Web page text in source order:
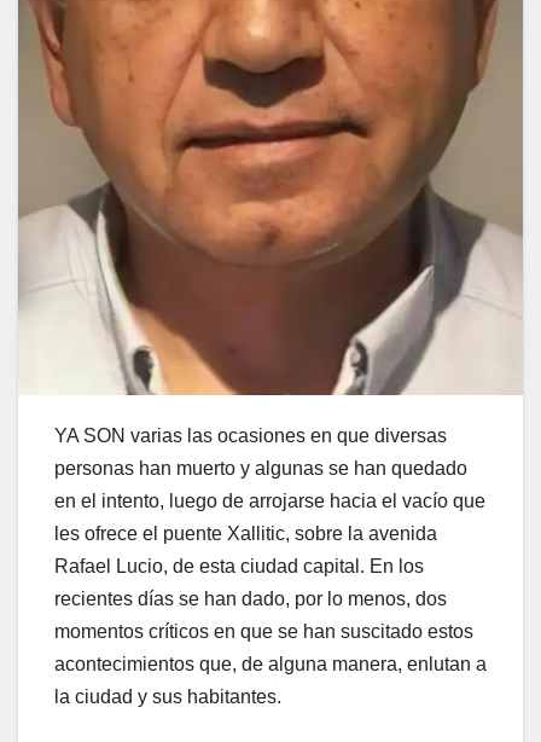
YA SON varias las ocasiones en que diversas
personas han muerto y algunas se han quedado
en el intento, luego de arrojarse hacia el vacío que
les ofrece el puente Xallitic, sobre la avenida
Rafael Lucio, de esta ciudad capital. En los
recientes días se han dado, por lo menos, dos
momentos críticos en que se han suscitado estos
acontecimientos que, de alguna manera, enlutan a
la ciudad y sus habitantes.